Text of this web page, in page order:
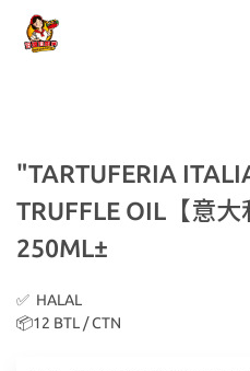
"TARTUFERIA
TRUFFLE OIL【意大
250ML±
✅  HALAL
📦12 BTL / CTN